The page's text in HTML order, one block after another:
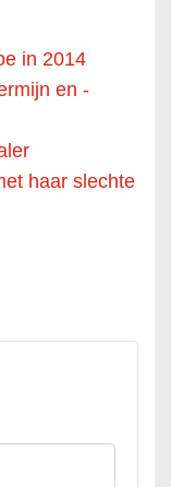
in 2014
en -
haar slechte